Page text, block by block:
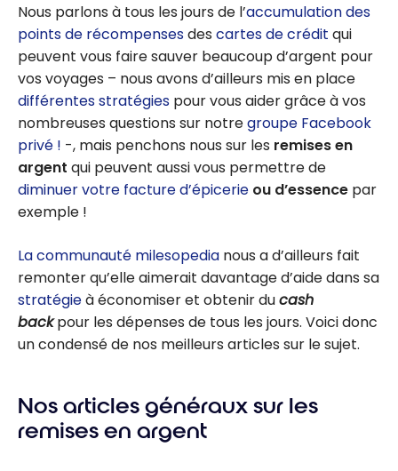
Nous parlons à tous les jours de l’accumulation des
points de récompensesdes cartes de crédit qui
peuvent vous faire sauver beaucoup d’argent pour
vos voyages – nous avons d’ailleurs mis en place
différentes stratégies pour vous aider grâce à vos
nombreuses questions sur notregroupe Facebook
privé ! -, mais penchons nous sur les remises en
argent qui peuvent aussi vous permettre de
diminuer votre facture d’épicerie ou d’essence par
exemple !
La communauté milesopedia nous a d’ailleurs fait
remonter qu’elle aimerait davantage d’aide dans sa
stratégieà économiser et obtenir ducash
backpour les dépenses de tous les jours. Voici donc
un condensé de nos meilleurs articles sur le sujet.
Nos articles généraux sur les
remises en argent